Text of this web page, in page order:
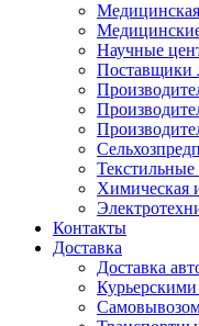
Научные
Поставщики
Химическая
Контакты
Доставка
Доставка